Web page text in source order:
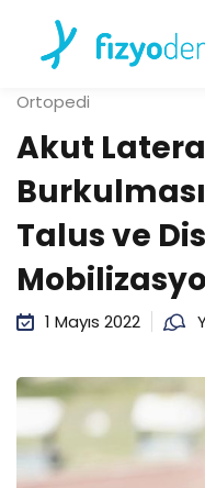
Ortopedi
Akut
Talus ve
1 Mayıs 2022
Giriş
Beni hatırla